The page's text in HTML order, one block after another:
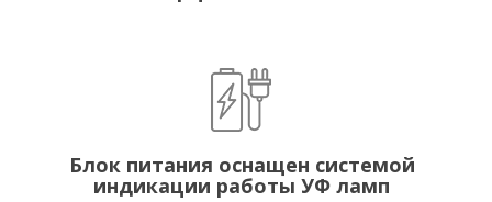
Блок питания оснащен системой
индикации работы УФ ламп